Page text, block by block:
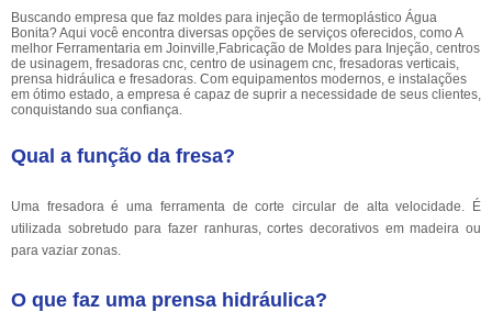
Buscando empresa que faz moldes para injeção de termoplástico Água
Bonita? Aqui você encontra diversas opções de serviços oferecidos, como A
melhor Ferramentaria em Joinville,Fabricação de Moldes para Injeção, centros
de usinagem, fresadoras cnc, centro de usinagem cnc, fresadoras verticais,
prensa hidráulica e fresadoras. Com equipamentos modernos, e instalações
em ótimo estado, a empresa é capaz de suprir a necessidade de seus clientes,
conquistando sua confiança.
Qual a função da fresa?
Uma fresadora é uma ferramenta de corte circular de alta velocidade. É
utilizada sobretudo para fazer ranhuras, cortes decorativos em madeira ou
para vaziar zonas.
O que faz uma prensa hidráulica?